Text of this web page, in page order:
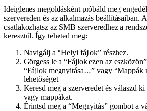
Ideiglenes megoldásként próbáld meg
szervereden és az alkalmazás beállításaiban.
csatlakozhatsz az SMB szerveredhez a
keresztül. Így teheted meg:
Navigálj a “Helyi fájlok” részhez.
Görgess le a “Fájlok ezen az
“Fájlok megnyitása…” vagy “Mappák
lehetőséget.
Keresd meg a szerveredet és válaszd
vagy mappákat.
Érintsd meg a “Megnyitás” gombot a